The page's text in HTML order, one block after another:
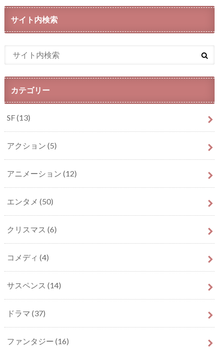
サイト内検索
カテゴリー
SF(13)
アクション (5)
アニメーション (12)
エンタメ (50)
クリスマス (6)
コメディ (4)
サスペンス (14)
ドラマ (37)
ファンタジー (16)